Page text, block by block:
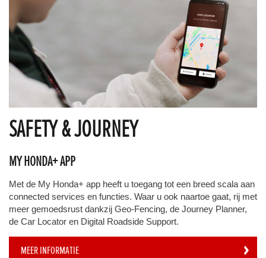
SAFETY & JOURNEY
MY HONDA+ APP
Met de My Honda+ app heeft u toegang tot een breed scala aan
connected services en functies. Waar u ook naartoe gaat, rij met
meer gemoedsrust dankzij Geo-Fencing, de Journey Planner,
de Car Locator en Digital Roadside Support.
MEER INFORMATIE